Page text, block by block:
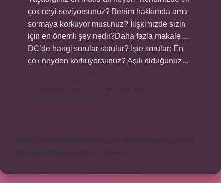
çok neyi seviyorsunuz? Benim hakkımda ama
sormaya korkuyor musunuz? İlişkimizde sizin
için en önemli şey nedir?Daha fazla makale…
DC’de hangi sorular sorulur? İşte sorular: En
çok neyden korkuyorsunuz? Aşık olduğunuz…
Devamını okuyun
De
Yorum Bırak
https://www.teomanforum.com
https://vavyapi.com.tr
https://parkhayat.com.tr
Sitemap